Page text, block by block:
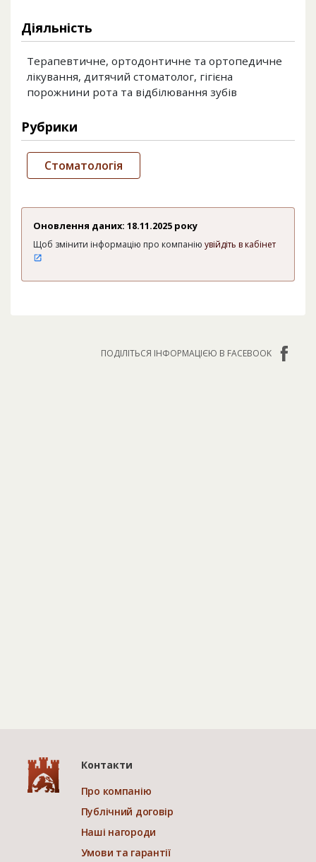
Діяльність
Терапевтичне, ортодонтичне та ортопедичне
лікування, дитячий стоматолог, гігієна
порожнини рота та відбілювання зубів
Рубрики
Стоматологія
Оновлення даних: 18.11.2025 року
Щоб змінити інформацію про компанію увійдіть в кабінет
ПОДІЛІТЬСЯ ІНФОРМАЦІЄЮ В FACEBOOK
Контакти
Про компанію
Публічний договір
Наші нагороди
Умови та гарантії